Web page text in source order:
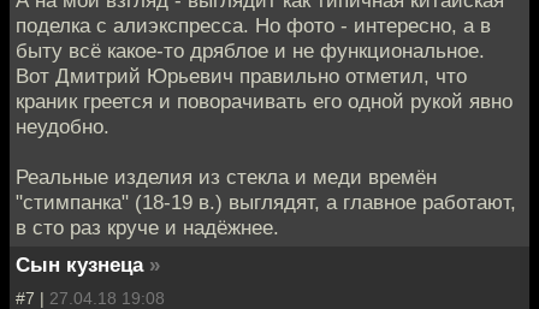
поделка с алиэкспресса. Но фото - интересно, а в
быту всё какое-то дряблое и не функциональное.
Вот Дмитрий Юрьевич правильно отметил, что
краник греется и поворачивать его одной рукой явно
неудобно.
Реальные изделия из стекла и меди времён
"стимпанка" (18-19 в.) выглядят, а главное работают,
в сто раз круче и надёжнее.
Сын кузнеца »
#7 | 27.04.18 19:08